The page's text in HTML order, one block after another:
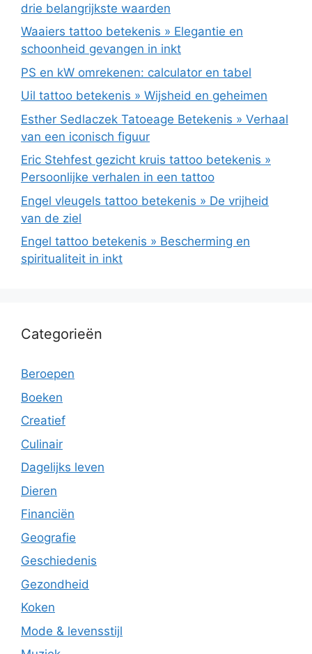
drie belangrijkste waarden
Waaiers tattoo betekenis » Elegantie en
schoonheid gevangen in inkt
PS en kW omrekenen: calculator en tabel
Uil tattoo betekenis » Wijsheid en geheimen
Esther Sedlaczek Tatoeage Betekenis » Verhaal
van een iconisch figuur
Eric Stehfest gezicht kruis tattoo betekenis »
Persoonlijke verhalen in een tattoo
Engel vleugels tattoo betekenis » De vrijheid
van de ziel
Engel tattoo betekenis » Bescherming en
spiritualiteit in inkt
Categorieën
Beroepen
Boeken
Creatief
Culinair
Dagelijks leven
Dieren
Financiën
Geografie
Geschiedenis
Gezondheid
Koken
Mode & levensstijl